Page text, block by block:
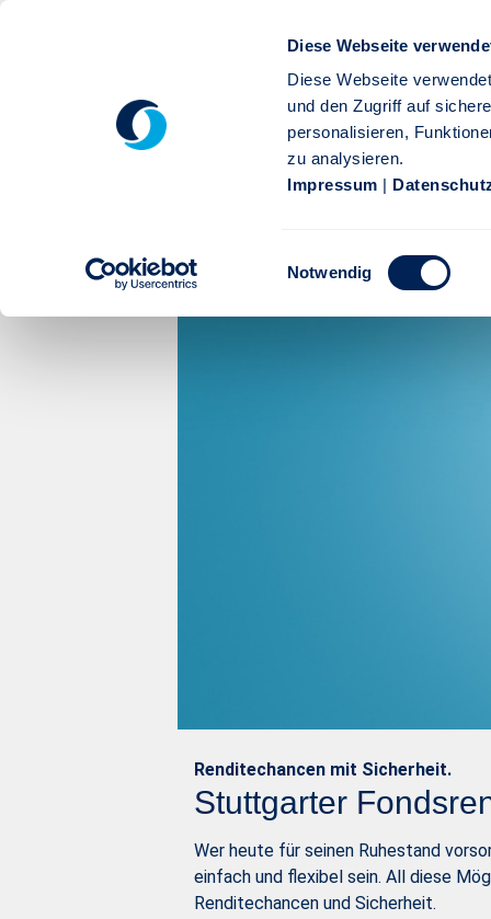
Diese Webseite
Diese Webseite
und den Zugriff auf
personalisieren,
zu analysieren.
Impressum |
Einwilligungsauswahl
Notwendig
Firmenkunden Service
Renditechancen mit Sicherheit.
Stuttgarter
Wer heute für seinen Ruhestand
einfach und flexibel sein. All diese
Renditechancen und Sicherheit.